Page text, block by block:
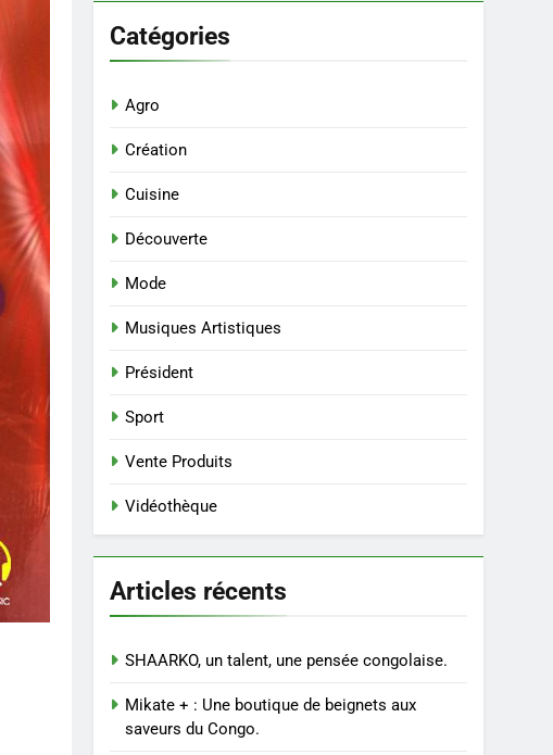
Catégories
Agro
Création
Cuisine
Découverte
Mode
Musiques Artistiques
Président
Sport
Vente Produits
Vidéothèque
Articles récents
SHAARKO, un talent, une pensée congolaise.
Mikate + : Une boutique de beignets aux
saveurs du Congo.